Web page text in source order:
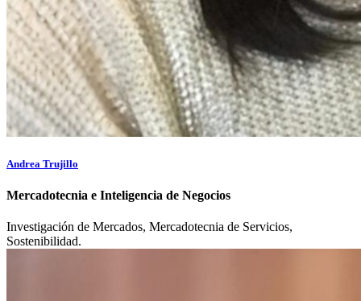
Andrea Trujillo
Mercadotecnia e Inteligencia de Negocios
Investigación de Mercados, Mercadotecnia de Servicios,
Sostenibilidad.